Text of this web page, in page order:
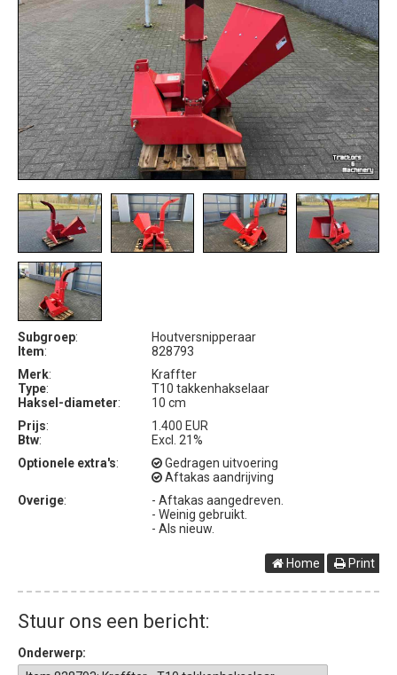
Subgroep:
Houtversnipperaar
Item:
828793
Merk:
Kraffter
Type:
T10 takkenhakselaar
Haksel-diameter:
10 cm
Prijs:
1.400 EUR
Btw:
Excl. 21%
Optionele extra's:
Gedragen uitvoering
Aftakas aandrijving
Overige:
- Aftakas aangedreven.
- Weinig gebruikt.
- Als nieuw.
Home Print
Stuur ons een bericht:
Onderwerp: